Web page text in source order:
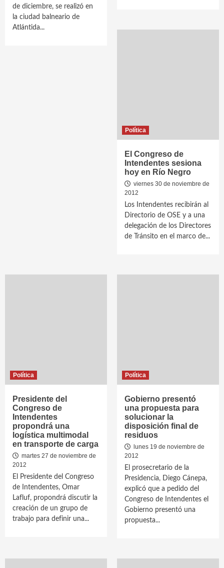
de diciembre, se realizó en
la ciudad balneario de
Atlántida...
Política
El Congreso de
Intendentes sesiona
hoy en Río Negro
viernes 30 de noviembre de
2012
Los Intendentes recibirán al
Directorio de OSE y a una
delegación de los Directores
de Tránsito en el marco de...
Política
Presidente del
Congreso de
Intendentes
propondrá una
logística multimodal
en transporte de carga
martes 27 de noviembre de
2012
El Presidente del Congreso
de Intendentes, Omar
Lafluf, propondrá discutir la
creación de un grupo de
trabajo para definir una...
Política
Gobierno presentó
una propuesta para
solucionar la
disposición final de
residuos
lunes 19 de noviembre de
2012
El prosecretario de la
Presidencia, Diego Cánepa,
explicó que a pedido del
Congreso de Intendentes el
Gobierno presentó una
propuesta...